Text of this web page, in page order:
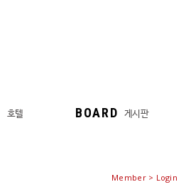
호텔 BOARD 게시판
Member > Login